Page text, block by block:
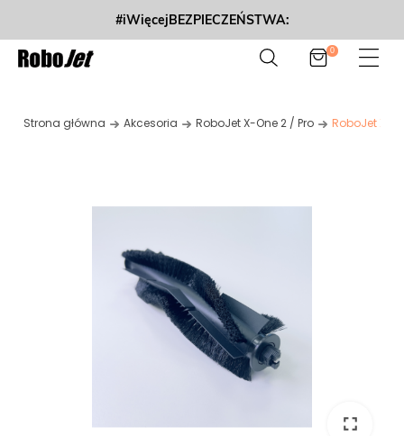
#iWięcejBEZPIECZEŃSTWA:
0
Strona główna Akcesoria RoboJet X-One 2 / Pro RoboJet X-
fullscreen